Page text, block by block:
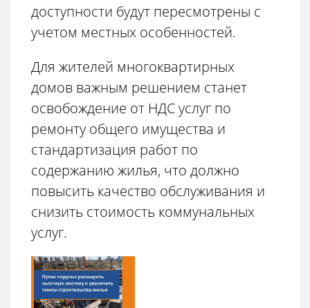
доступности будут пересмотрены с
учетом местных особенностей.
Для жителей многоквартирных
домов важным решением станет
освобождение от НДС услуг по
ремонту общего имущества и
стандартизация работ по
содержанию жилья, что должно
повысить качество обслуживания и
снизить стоимость коммунальных
услуг.